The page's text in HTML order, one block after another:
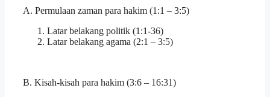
A. Permulaan zaman para hakim (1:1 – 3:5)
Latar belakang politik (1:1-36)
Latar belakang agama (2:1 – 3:5)
B. Kisah-kisah para hakim (3:6 – 16:31)